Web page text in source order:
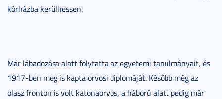
kórházba kerülhessen.
Már lábadozása alatt folytatta az egyetemi tanulmányait, és
1917-ben meg is kapta orvosi diplomáját. Később még az
olasz fronton is volt katonaorvos, a háború alatt pedig már